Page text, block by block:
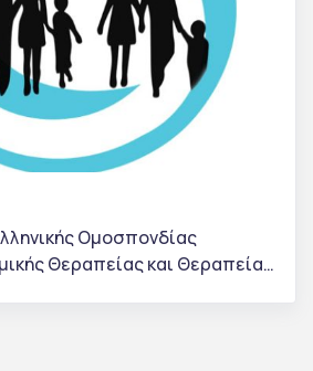
Ομοσπονδίας
Θεραπείας και Θεραπείας